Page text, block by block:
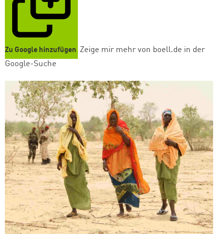
Zu Google hinzufügen Zeige mir mehr von boell.de in der
Google-Suche